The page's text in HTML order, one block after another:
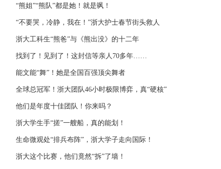
“熊姐”“熊队”都是她！就是飒！
“不要哭，冷静，我在！”浙大护士春节街头救人
浙大工科生“熊爸”与《熊出没》的十二年
找到了！见到了！这封信等亲人70多年……
能文能“舞”！她是全国百强顶尖舞者
全球总冠军！浙大团队46小时极限博弈，真“硬核”
他们是年度十佳团队！你来吗？
浙大学生手“搓”一艘船，真的能划！
生命微观处“排兵布阵”，浙大学子走向国际！
浙大这个比赛，他们竟然“拆”了墙！